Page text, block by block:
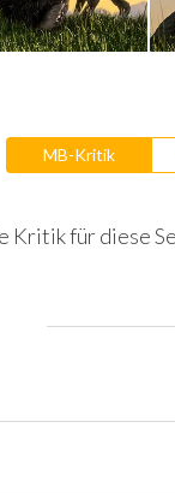
MB-Kritik
Kritik für diese